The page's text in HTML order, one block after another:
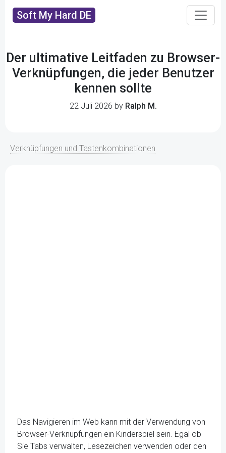
Soft My Hard DE
Der ultimative Leitfaden zu Browser-
Verknüpfungen, die jeder Benutzer
kennen sollte
22 Juli 2026 by Ralph M.
Verknüpfungen und Tastenkombinationen
Das Navigieren im Web kann mit der Verwendung von
Browser-Verknüpfungen ein Kinderspiel sein. Egal ob
Sie Tabs verwalten, Lesezeichen verwenden oder den